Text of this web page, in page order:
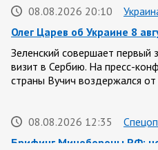
08.08.2026 20:10
Олег Царев об Украине 8
Зеленский совершает первый
визит в Сербию. На пресс-
страны Вучич воздержался
08.08.2026 12:35
Брифинг Минобороны РФ: